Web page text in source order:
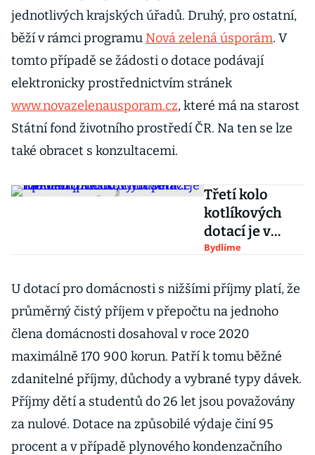
jednotlivých krajských úřadů. Druhý, pro ostatní,
běží v rámci programu Nová zelená úsporám. V
tomto případě se žádosti o dotace podávají
elektronicky prostřednictvím stránek
www.novazelenausporam.cz, které má na starost
Státní fond životního prostředí ČR. Na ten se lze
také obracet s konzultacemi.
Třetí kolo
kotlíkových
dotací je v
plném proudu,
rodinám
přesto chybí
peníze na
kotel
Bydlíme
U dotací pro domácnosti s nižšími příjmy platí, že
průměrný čistý příjem v přepočtu na jednoho
člena domácnosti dosahoval v roce 2020
maximálně 170 900 korun. Patří k tomu běžné
zdanitelné příjmy, důchody a vybrané typy dávek.
Příjmy dětí a studentů do 26 let jsou považovány
za nulové. Dotace na způsobilé výdaje činí 95
procent a v případě plynového kondenzačního